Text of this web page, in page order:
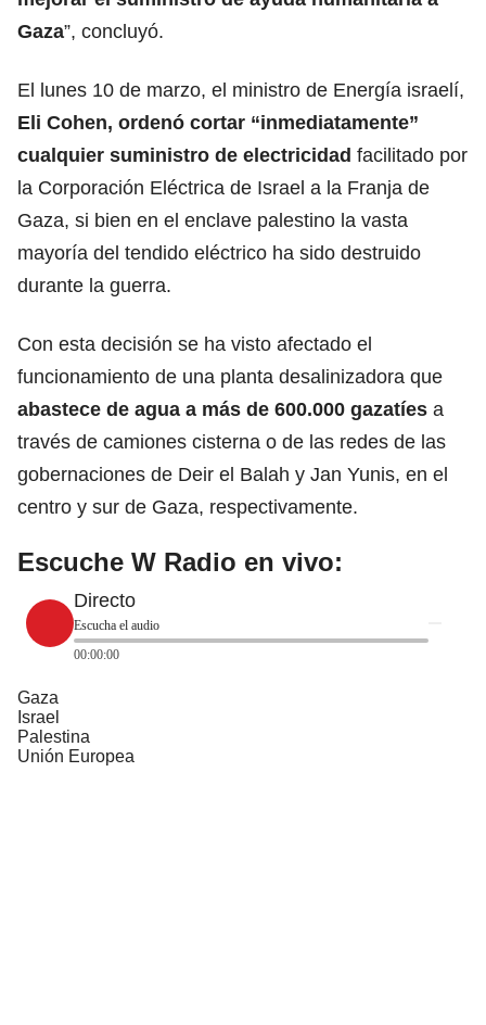
Gaza”, concluyó.
El lunes 10 de marzo, el ministro de Energía israelí,
Eli Cohen, ordenó cortar “inmediatamente”
cualquier suministro de electricidad facilitado por
la Corporación Eléctrica de Israel a la Franja de
Gaza, si bien en el enclave palestino la vasta
mayoría del tendido eléctrico ha sido destruido
durante la guerra.
Con esta decisión se ha visto afectado el
funcionamiento de una planta desalinizadora que
abastece de agua a más de 600.000 gazatíes a
través de camiones cisterna o de las redes de las
gobernaciones de Deir el Balah y Jan Yunis, en el
centro y sur de Gaza, respectivamente.
Escuche W Radio en vivo:
Directo
Escucha el audio
00:00:00
Gaza
Israel
Palestina
Unión Europea